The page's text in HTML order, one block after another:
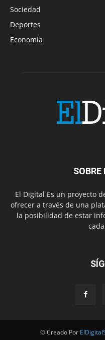
Sociedad
Deportes
Economía
SOBRE
El Digital Es un proyecto
ofrecer a través de una
la posibilidad de estar
© Creado Por